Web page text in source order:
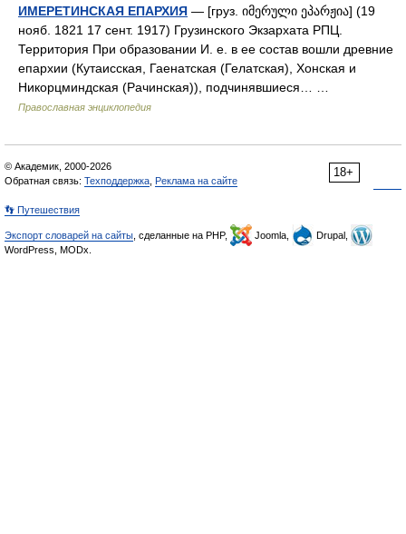
ИМЕРЕТИНСКАЯ ЕПАРХИЯ — [груз. იმერული ეპარჟია] (19
нояб. 1821 17 сент. 1917) Грузинского Экзархата РПЦ.
Территория При образовании И. е. в ее состав вошли древние
епархии (Кутаисская, Гаенатская (Гелатская), Хонская и
Никорцминдская (Рачинская)), подчинявшиеся… …
Православная энциклопедия
18+
© Академик, 2000-2026
Обратная связь: Техподдержка Реклама на сайте
👣 Путешествия
Экспорт словарей на сайты , сделанные на PHP, Joomla,
Drupal,
WordPress, MODx.